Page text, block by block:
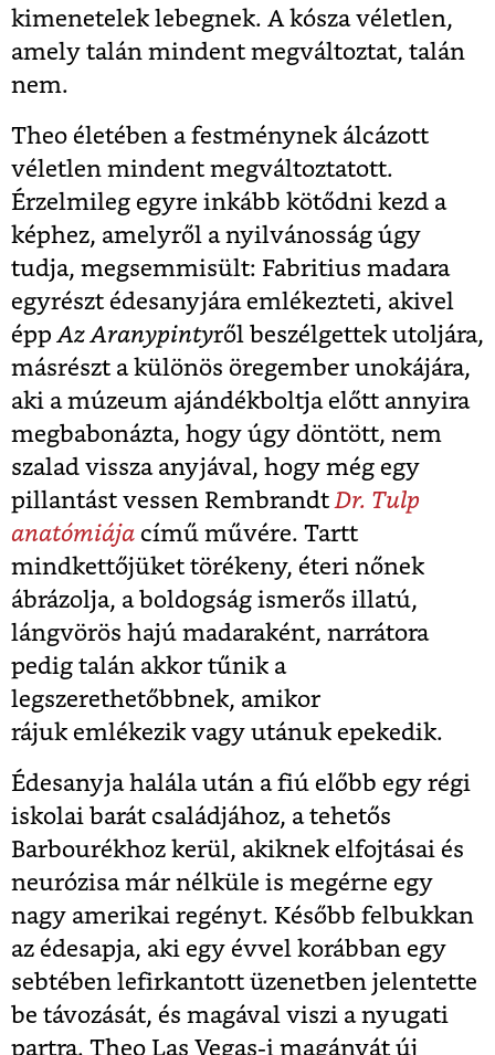
kimenetelek lebegnek. A kósza véletlen,
amely talán mindent megváltoztat, talán
nem.
Theo életében a festménynek álcázott
véletlen mindent megváltoztatott.
Érzelmileg egyre inkább kötődni kezd a
képhez, amelyről a nyilvánosság úgy
tudja, megsemmisült: Fabritius madara
egyrészt édesanyjára emlékezteti, akivel
épp Az Aranypintyről beszélgettek utoljára,
másrészt a különös öregember unokájára,
aki a múzeum ajándékboltja előtt annyira
megbabonázta, hogy úgy döntött, nem
szalad vissza anyjával, hogy még egy
pillantást vessen Rembrandt Dr. Tulp
anatómiája című művére. Tartt
mindkettőjüket törékeny, éteri nőnek
ábrázolja, a boldogság ismerős illatú,
lángvörös hajú madaraként, narrátora
pedig talán akkor tűnik a
legszerethetőbbnek, amikor
rájuk emlékezik vagy utánuk epekedik.
Édesanyja halála után a fiú előbb egy régi
iskolai barát családjához, a tehetős
Barbourékhoz kerül, akiknek elfojtásai és
neurózisa már nélküle is megérne egy
nagy amerikai regényt. Később felbukkan
az édesapja, aki egy évvel korábban egy
sebtében lefirkantott üzenetben jelentette
be távozását, és magával viszi a nyugati
partra. Theo Las Vegas-i magányát új